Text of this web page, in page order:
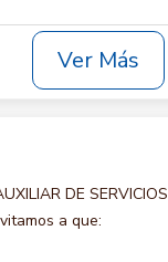
Ver Más
DE SERVICIOS
a que: